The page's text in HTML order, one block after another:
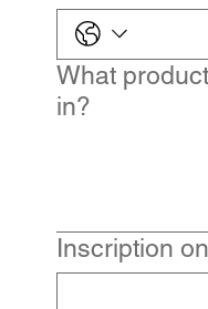
What
in?
Inscription